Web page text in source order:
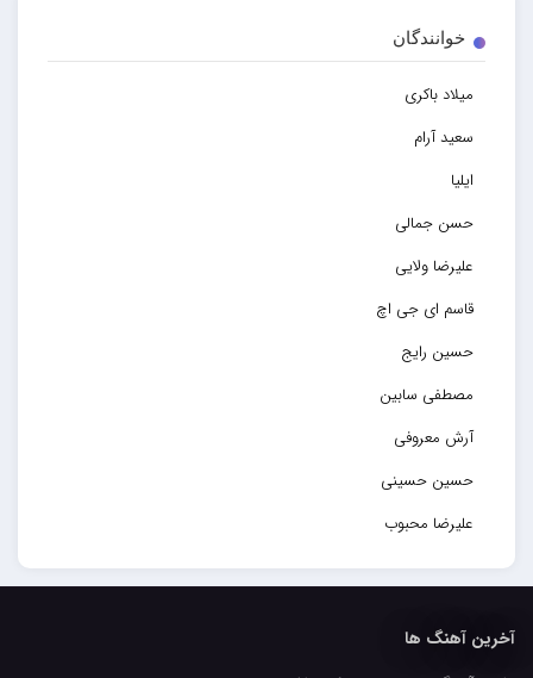
خوانندگان
میلاد باکری
سعید آرام
ایلیا
حسن جمالی
علیرضا ولایی
قاسم ای جی اچ
حسین رایج
مصطفی سابین
آرش معروفی
حسین حسینی
علیرضا محبوب
حسین حصارکی
کاپیتان
آخرین آهنگ ها